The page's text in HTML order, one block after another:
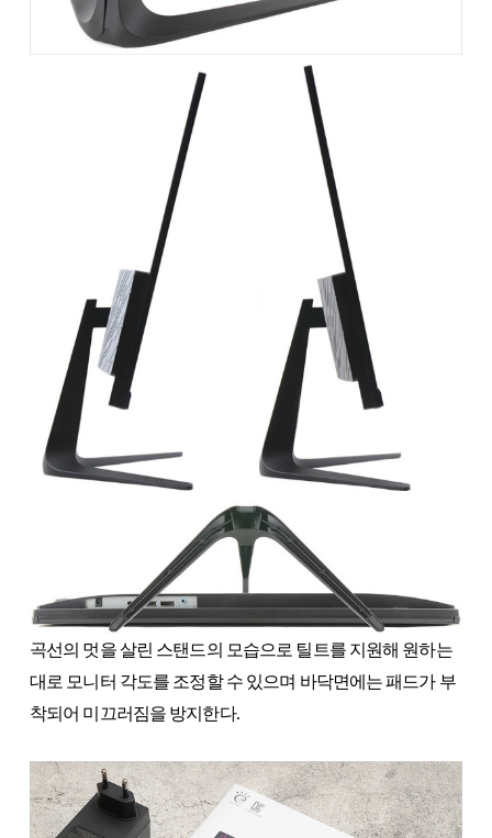
곡선의 멋을 살린 스탠드의 모습으로 틸트를 지원해 원하는
대로 모니터 각도를 조정할 수 있으며 바닥면에는 패드가 부
착되어 미끄러짐을 방지한다.